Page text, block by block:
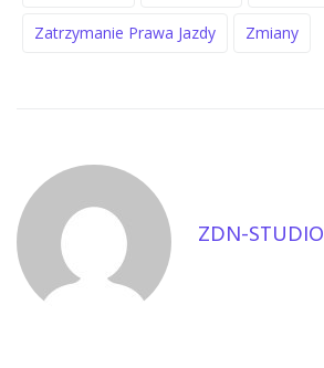
Zatrzymanie Prawa Jazdy Zmiany
ZDN-STUDIO